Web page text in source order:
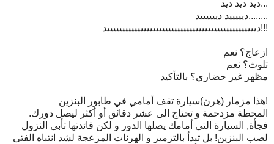
ديد ديد ديد...
ديييييد دييييييد........
ديييييييييييييييييييييييييييييييييييييييييييييييييد!!!
ازعاج؟ نعم
تلوث؟ نعم
مظهر غير حضاري؟ بالتأكيد
هذا مزمار (هرن)سيارة تقف أمامي في طابور البنزين!
المحطة مزدحمة و تحتاج الى عشر دقائق أو أكثر ليصل دورك.
فجأة, السيارة التي أمامك يصلها الدور و لكن قائدتها تأبى النزول
لصب البنزين! بل تبدأ بالتزمير و الهرنات المزعجة لشد انتباه الفتى